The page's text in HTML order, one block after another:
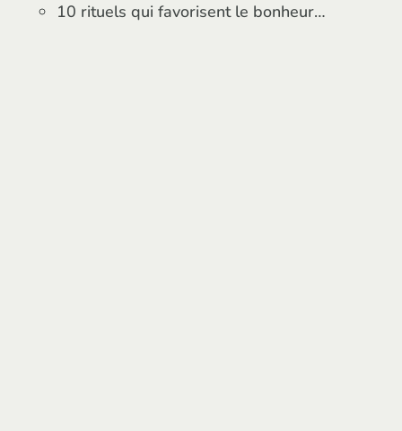
10 rituels qui favorisent le bonheur…